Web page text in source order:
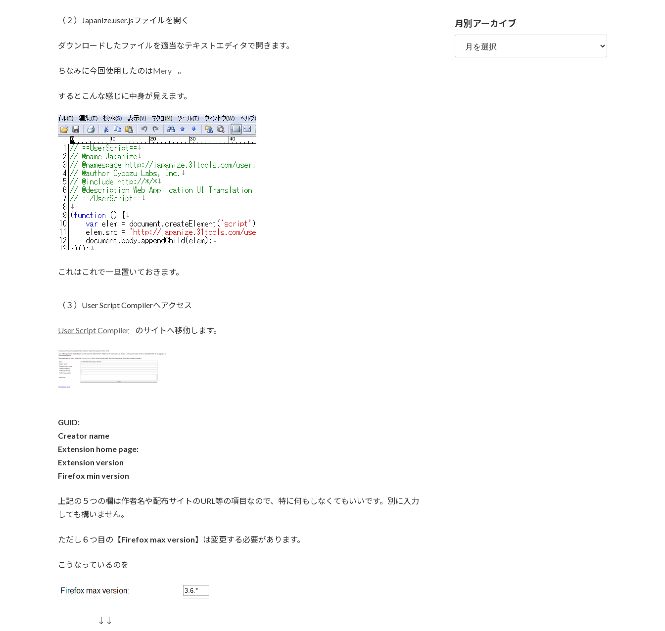
（２）Japanize.user.jsファイルを開く
ダウンロードしたファイルを適当なテキストエディタで開きます。
ちなみに今回使用したのはMery 。
するとこんな感じに中身が見えます。
これはこれで一旦置いておきます。
（３）User Script Compilerへアクセス
User Script Compiler のサイトへ移動します。
GUID:
Creator name
Extension home page:
Extension version
Firefox min version
上記の５つの欄は作者名や配布サイトのURL等の項目なので、特に何もしなくてもいいです。別に入力
しても構いません。
ただし６つ目の【Firefox max version】は変更する必要があります。
こうなっているのを
↓↓
月別アーカイブ
月
ア